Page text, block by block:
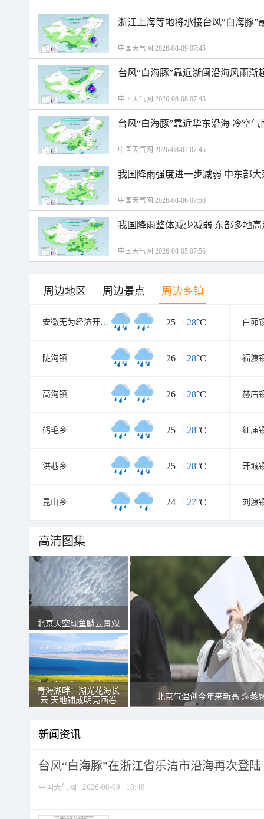
浙江上海等地将承接台风“白海豚”
中国天气网 2026-08-09 07:45
台风“白海豚”靠近浙闽沿海风雨渐
中国天气网 2026-08-08 07:45
台风“白海豚”靠近华东沿海 冷空
中国天气网 2026-08-07 07:45
我国降雨强度进一步减弱 中东部
中国天气网 2026-08-06 07:50
我国降雨整体减少减弱 东部多地
中国天气网 2026-08-05 07:56
周边地区 周边景点 周边乡镇
安徽无为经济开发区 25 / 28°C 白茆
陡沟镇 26 / 28°C 福渡
高沟镇 26 / 28°C 赫店
鹤毛乡 25 / 28°C 红庙
洪巷乡 25 / 28°C 开城
昆山乡 24 / 27°C 刘渡
高清图集
北京天空现鱼鳞云景观
青海湖畔：湖光花海长
云 天地铺成明亮画卷
北京气温创今年来新高 焖蒸
新闻资讯
台风“白海豚”在浙江省乐清市沿海再次登陆
中国天气网 2026-08-09 18:48